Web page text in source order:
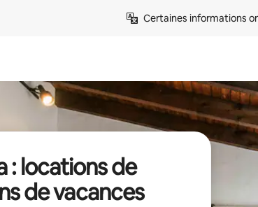
Certaines informations
: locations de
de vacances